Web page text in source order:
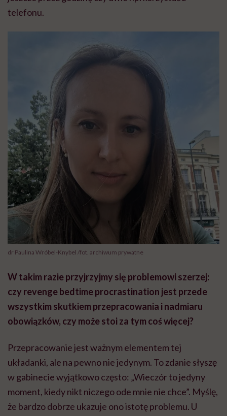
telefonu.
dr Paulina Wróbel-Knybel /fot. archiwum prywatne
W takim razie przyjrzyjmy się problemowi szerzej:
czy revenge bedtime procrastination jest przede
wszystkim skutkiem przepracowania i nadmiaru
obowiązków, czy może stoi za tym coś więcej?
Przepracowanie jest ważnym elementem tej
układanki, ale na pewno nie jedynym. To zdanie słyszę
w gabinecie wyjątkowo często: „Wieczór to jedyny
moment, kiedy nikt niczego ode mnie nie chce”. Myślę,
że bardzo dobrze ukazuje ono istotę problemu. U